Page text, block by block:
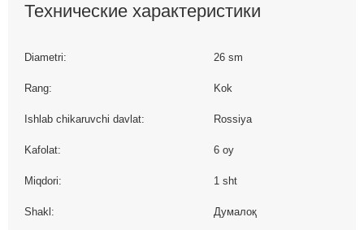
Технические характеристики
Diametri: 26 sm
Rang: Kok
Ishlab chikaruvchi davlat: Rossiya
Kafolat: 6 oy
Miqdori: 1 sht
Shakl: Думалоқ